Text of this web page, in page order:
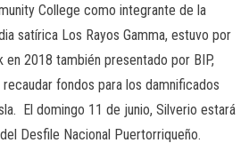
College como integrante de la
satírica Los Rayos Gamma, estuvo por
en 2018 también presentado por BIP,
fondos para los damnificados
El domingo 11 de junio, Silverio estará
Desfile Nacional Puertorriqueño.